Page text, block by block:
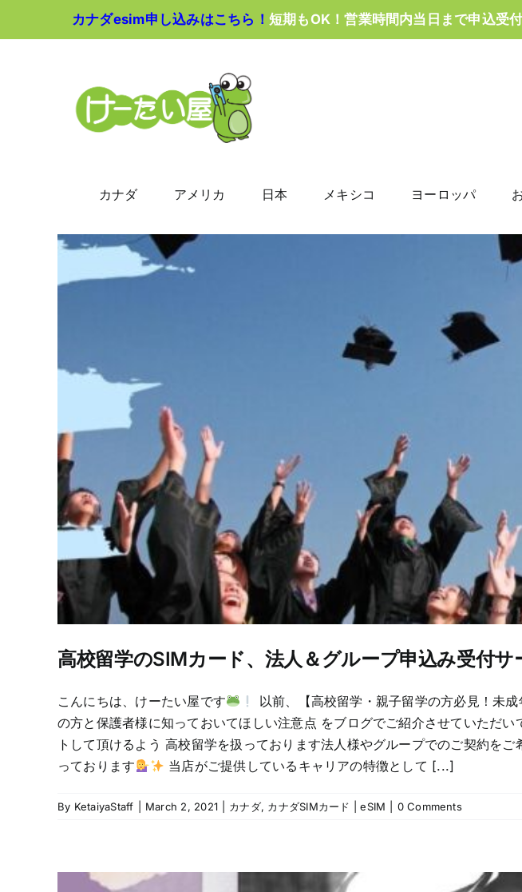
カナダesim申し込みはこちら！ 短期もOK！営業時間内当日まで申込受付
カナダ アメリカ 日本 メキシコ ヨーロッパ
高校留学のSIMカード、法人＆グループ申込み受付サ
こんにちは、けーたい屋です
以前、【高校留学・親子留学の方必見！未
の方と保護者様に知っておいてほしい注意点 をブログでご紹介させていただ
トして頂けるよう 高校留学を扱っております法人様やグループでのご契約を
っております
当店がご提供しているキャリアの特徴として [...]
By KetaiyaStaff March 2, 2021 カナダ, カナダSIMカード | eSIM 0 Comments